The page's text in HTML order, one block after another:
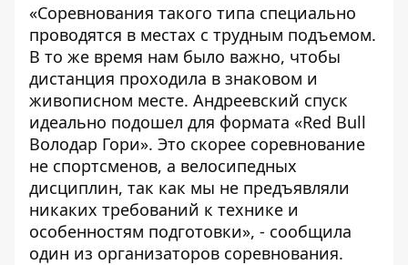
«Соревнования такого типа специально
проводятся в местах с трудным подъемом.
В то же время нам было важно, чтобы
дистанция проходила в знаковом и
живописном месте. Андреевский спуск
идеально подошел для формата «Red Bull
Володар Гори». Это скорее соревнование
не спортсменов, а велосипедных
дисциплин, так как мы не предъявляли
никаких требований к технике и
особенностям подготовки», - сообщила
один из организаторов соревнования.